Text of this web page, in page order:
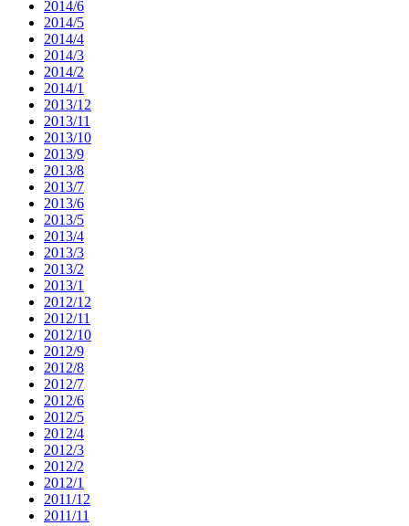
2014/6
2014/5
2014/4
2014/3
2014/2
2014/1
2013/12
2013/11
2013/10
2013/9
2013/8
2013/7
2013/6
2013/5
2013/4
2013/3
2013/2
2013/1
2012/12
2012/11
2012/10
2012/9
2012/8
2012/7
2012/6
2012/5
2012/4
2012/3
2012/2
2012/1
2011/12
2011/11